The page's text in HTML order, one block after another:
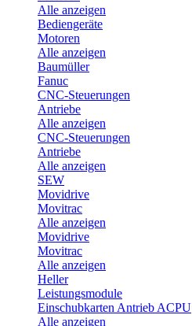
Alle anzeigen
Bediengeräte
Motoren
Alle anzeigen
Baumüller
Fanuc
CNC-Steuerungen
Antriebe
Alle anzeigen
CNC-Steuerungen
Antriebe
Alle anzeigen
SEW
Movidrive
Movitrac
Alle anzeigen
Movidrive
Movitrac
Alle anzeigen
Heller
Leistungsmodule
Einschubkarten Antrieb ACPU
Alle anzeigen